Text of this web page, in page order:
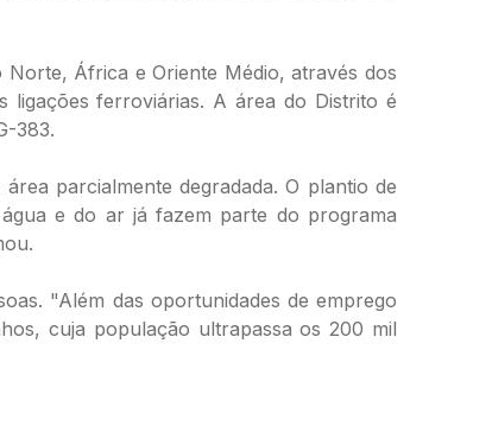
África e Oriente Médio, através dos
ligações ferroviárias. A área do Distrito é
383.
parcialmente degradada. O plantio de
e do ar já fazem parte do programa
"Além das oportunidades de emprego
cuja população ultrapassa os 200 mil